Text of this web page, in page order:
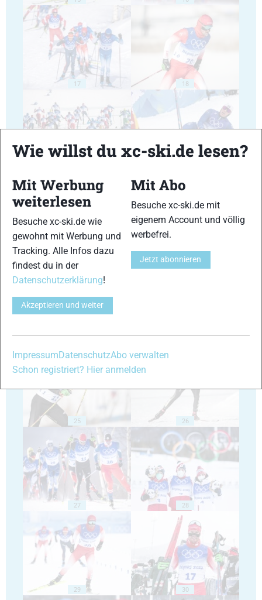
17 18
21 22
23 24
25 26
27 28
29 30
Wie willst du xc-ski.de lesen?
Mit Werbung
weiterlesen
Besuche xc-ski.de wie
gewohnt mit Werbung und
Tracking. Alle Infos dazu
findest du in der
Datenschutzerklärung!
Akzeptieren und weiter
Mit Abo
Besuche xc-ski.de mit
eigenem Account und völlig
werbefrei.
Jetzt abonnieren
Impressum DatenschutzAbo verwalten
Schon registriert? Hier anmelden